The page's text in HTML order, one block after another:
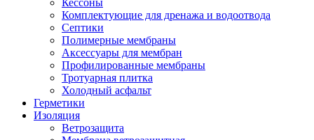
Комплектующие для дренажа и водоотвода
Септики
Полимерные мембраны
Аксессуары для мембран
Профилированные мембраны
Тротуарная плитка
Холодный асфальт
Герметики
Изоляция
Ветрозащита